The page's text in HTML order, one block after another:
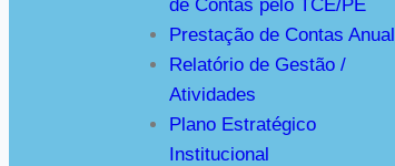
de Contas pelo TCE/PE
Prestação de Contas Anual
Relatório de Gestão /
Atividades
Plano Estratégico
Institucional